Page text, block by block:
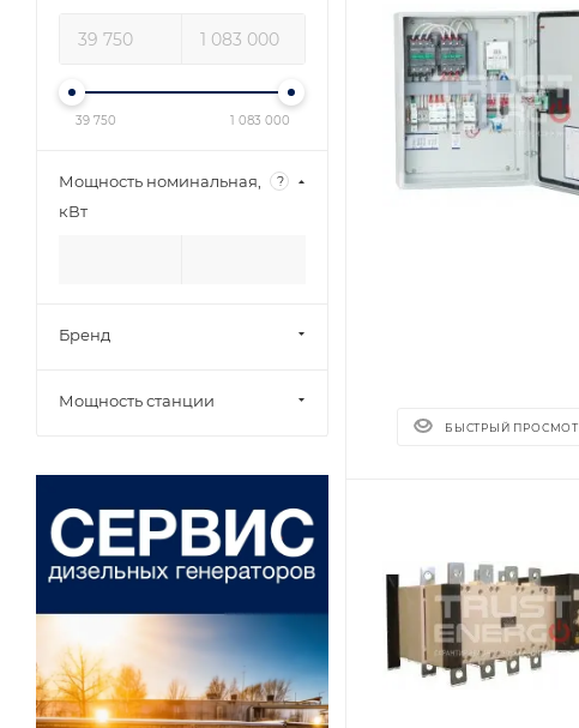
БЫСТРЫЙ
39 750 1 083 000
Мощность номинальная,
кВт
?
Бренд
Мощность станции